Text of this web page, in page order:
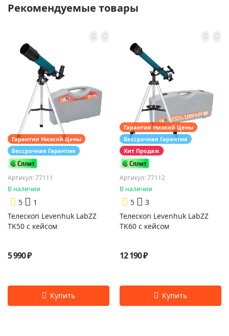
Рекомендуемые товары
Гарантия Низкой Цены
Бессрочная Гарантия
Артикул: 77111
В наличии
5
1
Телескоп Levenhuk LabZZ
TK50 с кейсом
5 990 ₽
Гарантия Низкой Цены
Бессрочная Гарантия
Хит Продаж
Артикул: 77112
В наличии
5
3
Телескоп Levenhuk LabZZ
TK60 с кейсом
12 190 ₽